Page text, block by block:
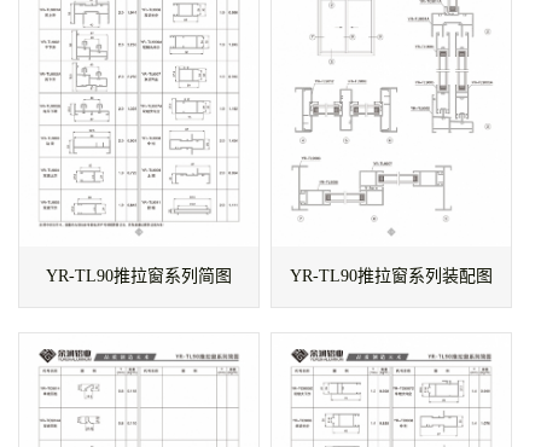
YR-TL90推拉窗系列简图 YR-TL90推拉窗系列装配图